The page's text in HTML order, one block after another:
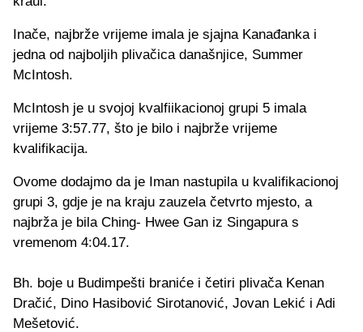
Inače, najbrže vrijeme imala je sjajna Kanađanka i
jedna od najboljih plivačica današnjice, Summer
McIntosh.
McIntosh je u svojoj kvalfiikacionoj grupi 5 imala
vrijeme 3:57.77, što je bilo i najbrže vrijeme
kvalifikacija.
Ovome dodajmo da je Iman nastupila u kvalifikacionoj
grupi 3, gdje je na kraju zauzela četvrto mjesto, a
najbrža je bila Ching- Hwee Gan iz Singapura s
vremenom 4:04.17.
Bh. boje u Budimpešti braniće i četiri plivača Kenan
Dračić, Dino Hasibović Sirotanović, Jovan Lekić i Adi
Mešetović.